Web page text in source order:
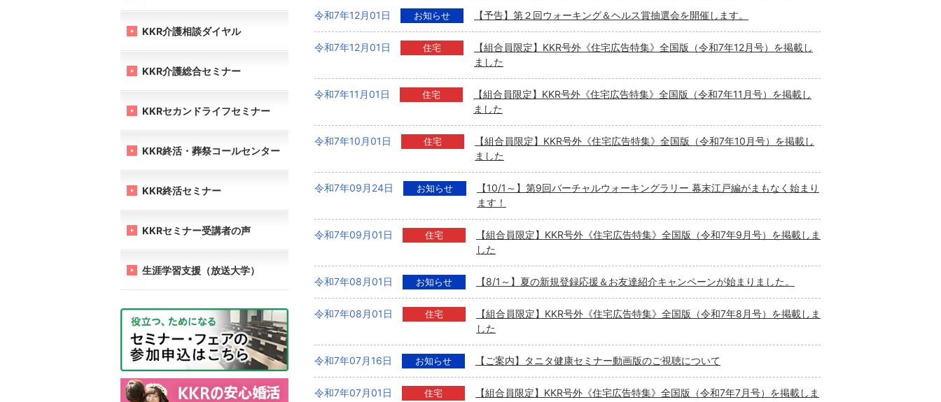
KKR介護相談ダイヤル
KKR介護総合セミナー
KKRセカンドライフセミナー
KKR終活・葬祭コールセンター
KKR終活セミナー
KKRセミナー受講者の声
生涯学習支援（放送大学）
令和7年12月01日 お知らせ 【予告】第２回ウォーキング＆ヘルス賞抽選会を開催します。
令和7年12月01日 住宅
【組合員限定】KKR号外《住宅広告特集》全国版（令和7年12月号）を掲載し
ました
令和7年11月01日 住宅
【組合員限定】KKR号外《住宅広告特集》全国版（令和7年11月号）を掲載し
ました
令和7年10月01日 住宅
【組合員限定】KKR号外《住宅広告特集》全国版（令和7年10月号）を掲載し
ました
令和7年09月24日 お知らせ
【10/1～】第9回バーチャルウォーキングラリー 幕末江戸編がまもなく始まり
ます！
令和7年09月01日 住宅
【組合員限定】KKR号外《住宅広告特集》全国版（令和7年9月号）を掲載しま
した
令和7年08月01日 お知らせ 【8/1～】夏の新規登録応援＆お友達紹介キャンペーンが始まりました。
令和7年08月01日 住宅
【組合員限定】KKR号外《住宅広告特集》全国版（令和7年8月号）を掲載しま
した
令和7年07月16日 お知らせ 【ご案内】タニタ健康セミナー動画版のご視聴について
令和7年07月01日 住宅
【組合員限定】KKR号外《住宅広告特集》全国版（令和7年7月号）を掲載しま